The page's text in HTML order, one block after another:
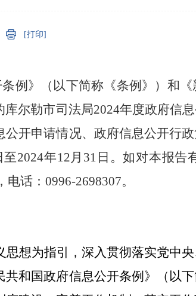
[打印]
例》（以下简称《条例》）和
库尔勒市司法局2024年度政府信
开申请情况、政府信息公开行
至2024年12 月 31 日。如对本报告
，电话： 0996-2698307。
想为指引，深入贯彻落实党中
和国政府信息公开条例》（以